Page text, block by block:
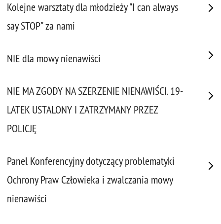
Kolejne warsztaty dla młodzieży "I can always
say STOP" za nami
NIE dla mowy nienawiści
NIE MA ZGODY NA SZERZENIE NIENAWIŚCI. 19-
LATEK USTALONY I ZATRZYMANY PRZEZ
POLICJĘ
Panel Konferencyjny dotyczący problematyki
Ochrony Praw Człowieka i zwalczania mowy
nienawiści